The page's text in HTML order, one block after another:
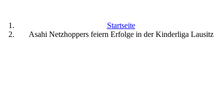
Startseite
Asahi Netzhoppers feiern Erfolge in der Kinderliga Lausitz